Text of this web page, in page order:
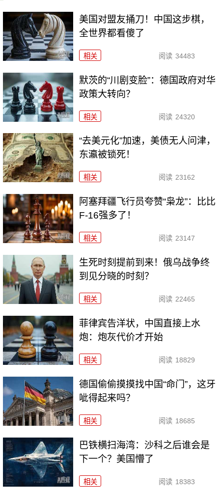
美国对盟友捅刀！中国这步棋，
全世界都看傻了
相关 阅读 34483
默茨的“川剧变脸”：德国政府对华
政策大转向？
相关 阅读 24320
“去美元化”加速，美债无人问津，
东瀛被锁死！
相关 阅读 23162
阿塞拜疆飞行员夸赞“枭龙”：比比
F-16强多了！
相关 阅读 23147
生死时刻提前到来！俄乌战争终
到见分晓的时刻？
相关 阅读 22465
菲律宾告洋状，中国直接上水
炮：炮灰代价才开始
相关 阅读 18829
德国偷偷摸摸找中国“命门”，这牙
呲得起来吗？
相关 阅读 18685
巴铁横扫海湾：沙科之后谁会是
下一个？美国懵了
相关 阅读 18383